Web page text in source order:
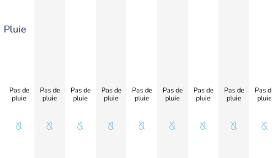
Pluie
Pas de
pluie
Pas de
pluie
Pas de
pluie
Pas de
pluie
Pas de
pluie
Pas de
pluie
Pas de
pluie
Pas de
pluie
Pas de
pluie